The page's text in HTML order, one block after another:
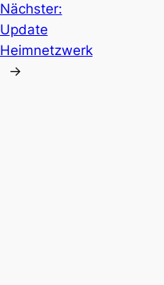
Nächster:
Update
Heimnetzwerk
→